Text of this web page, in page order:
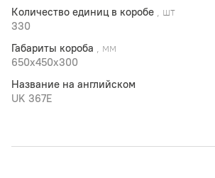
Количество единиц в коробе , шт
330
Габариты короба , мм
650х450х300
Название на английском
UK 367Е